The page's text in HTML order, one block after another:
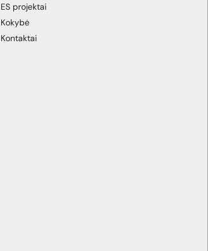
ES projektai
Kokybė
Kontaktai